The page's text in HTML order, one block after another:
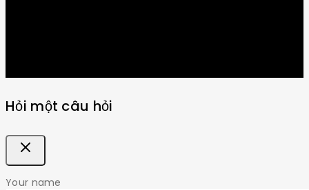
Hỏi một câu hỏi
Your name